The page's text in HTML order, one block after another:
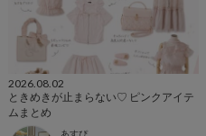
2026.08.02
ときめきが止まらない♡ ピンクアイテ
ムまとめ
あすぴ